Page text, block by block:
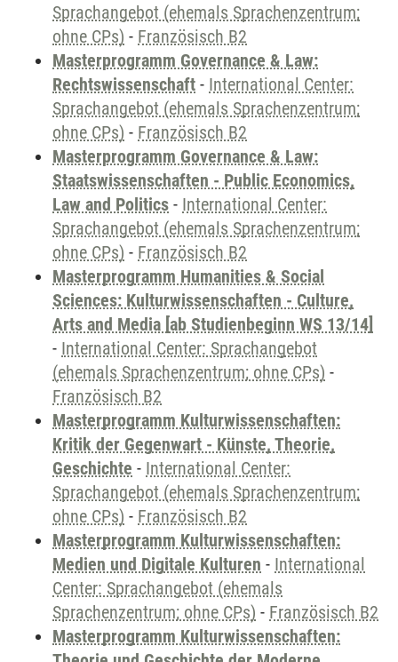
Sprachangebot (ehemals Sprachenzentrum;
ohne CPs) - Französisch B2
Masterprogramm Governance & Law:
Rechtswissenschaft - International Center:
Sprachangebot (ehemals Sprachenzentrum;
ohne CPs) - Französisch B2
Masterprogramm Governance & Law:
Staatswissenschaften - Public Economics,
Law and Politics - International Center:
Sprachangebot (ehemals Sprachenzentrum;
ohne CPs) - Französisch B2
Masterprogramm Humanities & Social
Sciences: Kulturwissenschaften - Culture,
Arts and Media [ab Studienbeginn WS 13/14]
- International Center: Sprachangebot
(ehemals Sprachenzentrum; ohne CPs) -
Französisch B2
Masterprogramm Kulturwissenschaften:
Kritik der Gegenwart - Künste, Theorie,
Geschichte - International Center:
Sprachangebot (ehemals Sprachenzentrum;
ohne CPs) - Französisch B2
Masterprogramm Kulturwissenschaften:
Medien und Digitale Kulturen - International
Center: Sprachangebot (ehemals
Sprachenzentrum; ohne CPs) - Französisch B2
Masterprogramm Kulturwissenschaften: